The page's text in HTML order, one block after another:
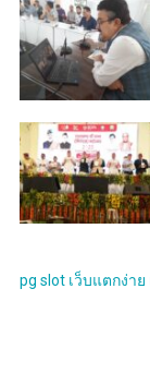
pg slot เว็บแตกง่าย